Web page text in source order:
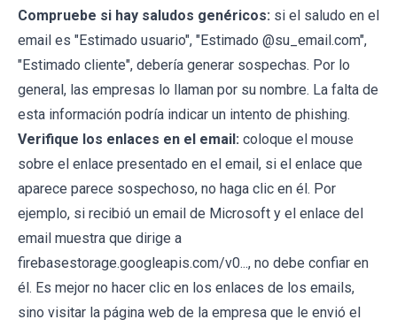
Compruebe si hay saludos genéricos: si el saludo en el
email es "Estimado usuario", "Estimado @su_email.com",
"Estimado cliente", debería generar sospechas. Por lo
general, las empresas lo llaman por su nombre. La falta de
esta información podría indicar un intento de phishing.
Verifique los enlaces en el email: coloque el mouse
sobre el enlace presentado en el email, si el enlace que
aparece parece sospechoso, no haga clic en él. Por
ejemplo, si recibió un email de Microsoft y el enlace del
email muestra que dirige a
firebasestorage.googleapis.com/v0..., no debe confiar en
él. Es mejor no hacer clic en los enlaces de los emails,
sino visitar la página web de la empresa que le envió el